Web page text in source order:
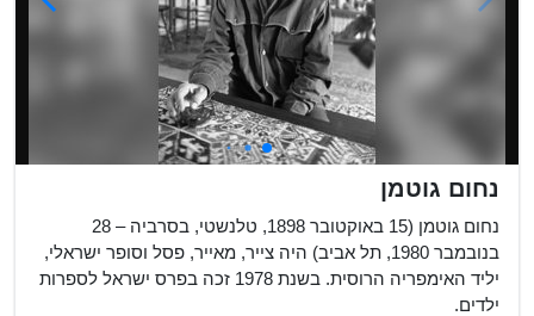
נחום גוטמן
נחום גוטמן (15 באוקטובר 1898, טלנשטי, בסרביה – 28
בנובמבר 1980, תל אביב) היה צייר, מאייר, פסל וסופר ישראלי,
יליד האימפריה הרוסית. בשנת 1978 זכה בפרס ישראל לספרות
ילדים.